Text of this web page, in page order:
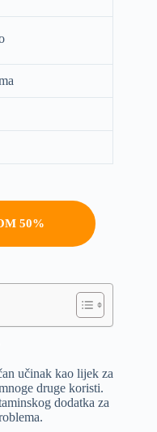
50%
učinak kao lijek za
druge koristi.
dodatka za